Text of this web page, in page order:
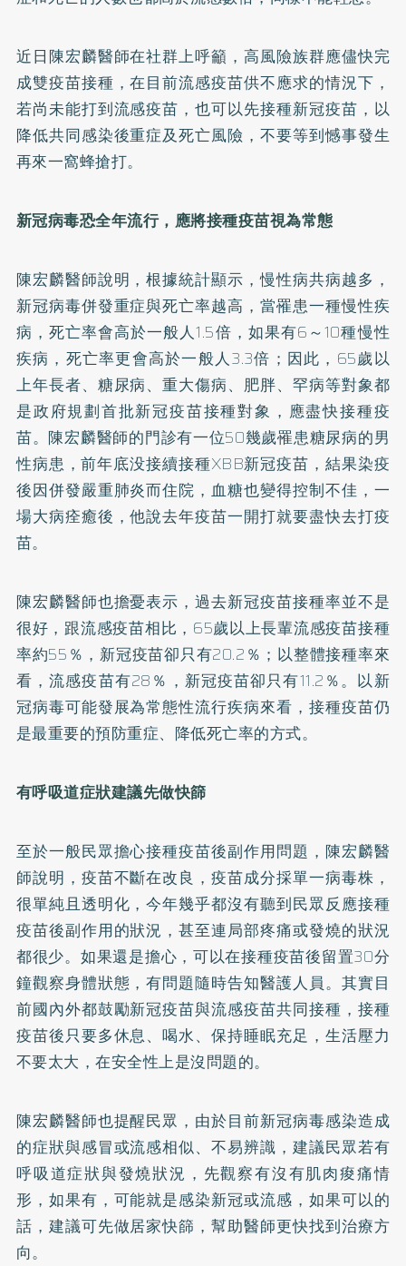
近日陳宏麟醫師在社群上呼籲，高風險族群應儘快完
成雙疫苗接種，在目前流感疫苗供不應求的情況下，
若尚未能打到流感疫苗，也可以先接種新冠疫苗，以
降低共同感染後重症及死亡風險，不要等到憾事發生
再來一窩蜂搶打。
新冠病毒恐全年流行，應將接種疫苗視為常態
陳宏麟醫師說明，根據統計顯示，慢性病共病越多，
新冠病毒併發重症與死亡率越高，當罹患一種慢性疾
病，死亡率會高於一般人1.5倍，如果有6～10種慢性
疾病，死亡率更會高於一般人3.3倍；因此，65歲以
上年長者、糖尿病、重大傷病、肥胖、罕病等對象都
是政府規劃首批新冠疫苗接種對象，應盡快接種疫
苗。陳宏麟醫師的門診有一位50幾歲罹患糖尿病的男
性病患，前年底没接續接種XBB新冠疫苗，結果染疫
後因併發嚴重肺炎而住院，血糖也變得控制不佳，一
場大病痊癒後，他說去年疫苗一開打就要盡快去打疫
苗。
陳宏麟醫師也擔憂表示，過去新冠疫苗接種率並不是
很好，跟流感疫苗相比，65歲以上長輩流感疫苗接種
率約55％，新冠疫苗卻只有20.2％；以整體接種率來
看，流感疫苗有28％，新冠疫苗卻只有11.2％。以新
冠病毒可能發展為常態性流行疾病來看，接種疫苗仍
是最重要的預防重症、降低死亡率的方式。
有呼吸道症狀建議先做快篩
至於一般民眾擔心接種疫苗後副作用問題，陳宏麟醫
師說明，疫苗不斷在改良，疫苗成分採單一病毒株，
很單純且透明化，今年幾乎都沒有聽到民眾反應接種
疫苗後副作用的狀況，甚至連局部疼痛或發燒的狀況
都很少。如果還是擔心，可以在接種疫苗後留置30分
鐘觀察身體狀態，有問題隨時告知醫護人員。其實目
前國內外都鼓勵新冠疫苗與流感疫苗共同接種，接種
疫苗後只要多休息、喝水、保持睡眠充足，生活壓力
不要太大，在安全性上是沒問題的。
陳宏麟醫師也提醒民眾，由於目前新冠病毒感染造成
的症狀與感冒或流感相似、不易辨識，建議民眾若有
呼吸道症狀與發燒狀況，先觀察有沒有肌肉痠痛情
形，如果有，可能就是感染新冠或流感，如果可以的
話，建議可先做居家快篩，幫助醫師更快找到治療方
向。